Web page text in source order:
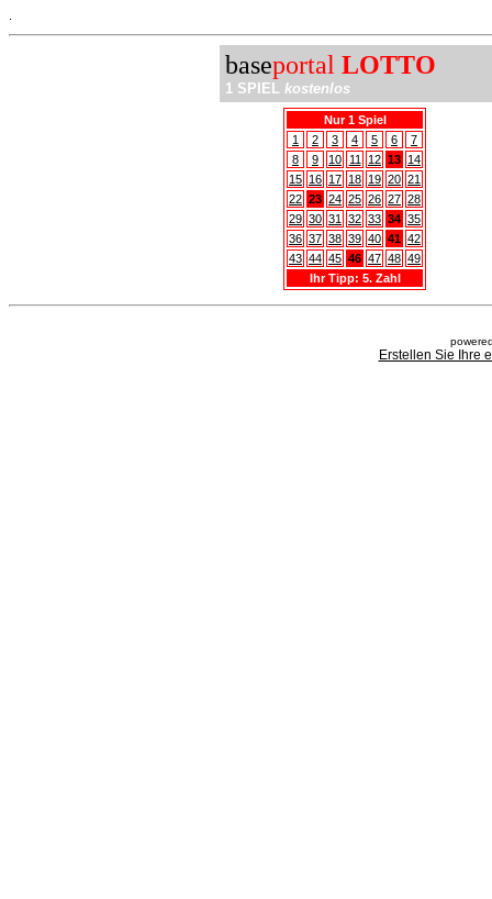
baseportal LOTTO
1 SPIEL kostenlos
Nur 1 Spiel
1
2 3 4 5 6
7
8
9 10 11 12 13 14
15 16 17 18 19 20 21
22 23 24 25 26 27 28
29 30 31 32 33 34 35
36 37 38 39 40 41 42
43 44 45 46 47 48 49
Ihr Tipp: 5. Zahl
Erstellen Sie Ihre